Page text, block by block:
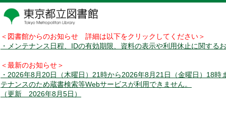
＜図書館からのお知らせ 詳細は以下をクリックしてください＞
・メンテナンス日程、IDの有効期限、資料の表示や利用休止に関する
＜最新のお知らせ＞
・2026年8月20日（木曜日）21時から2026年8月21日（金曜日）18時
テナンスのため蔵書検索等Webサービスが利用できません。
（更新 2026年8月5日）